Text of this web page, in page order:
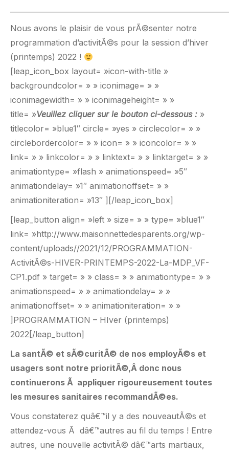
Nous avons le plaisir de vous prÃ©senter notre
programmation d’activitÃ©s pour la session d’hiver
(printemps) 2022 !
[leap_icon_box layout= »icon-with-title »
backgroundcolor= » » iconimage= » »
iconimagewidth= » » iconimageheight= » »
title= »Veuillez cliquer sur le bouton ci-dessous : »
titlecolor= »blue1″ circle= »yes » circlecolor= » »
circlebordercolor= » » icon= » » iconcolor= » »
link= » » linkcolor= » » linktext= » » linktarget= » »
animationtype= »flash » animationspeed= »5″
animationdelay= »1″ animationoffset= » »
animationiteration= »13″ ][/leap_icon_box]
[leap_button align= »left » size= » » type= »blue1″
link= »http://www.maisonnettedesparents.org/wp-
content/uploads//2021/12/PROGRAMMATION-
ActivitÃ©s-HIVER-PRINTEMPS-2022-La-MDP_VF-
CP1.pdf » target= » » class= » » animationtype= » »
animationspeed= » » animationdelay= » »
animationoffset= » » animationiteration= » »
]PROGRAMMATION – HIver (printemps)
2022[/leap_button]
La santÃ© et sÃ©curitÃ© de nos employÃ©s et
usagers sont notre prioritÃ©,Â donc nous
continuerons Ã appliquer rigoureusement toutes
les mesures sanitaires recommandÃ©es.
Vous constaterez quâ€™il y a des nouveautÃ©s et
attendez-vous Ã dâ€™autres au fil du temps ! Entre
autres, une nouvelle activitÃ© dâ€™arts martiaux,